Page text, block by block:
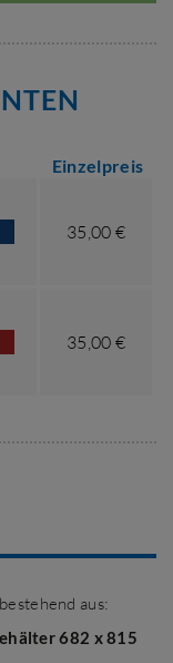
Einzelpreis
35,00 €
35,00 €
aus:
682 x 815